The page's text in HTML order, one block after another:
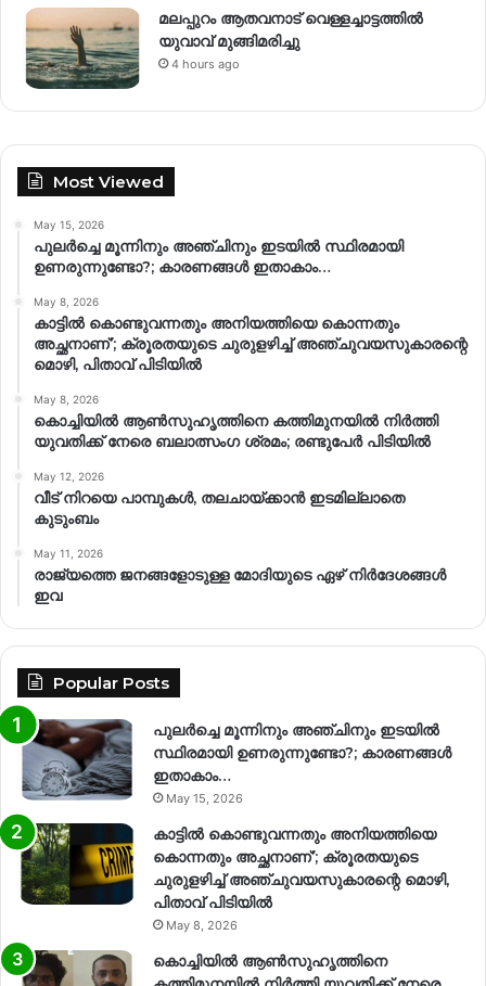
മലപ്പുറം ആതവനാട് വെള്ളച്ചാട്ടത്തില്‍
യുവാവ് മുങ്ങിമരിച്ചു
4 hours ago
Most Viewed
May 15, 2026
പുലർച്ചെ മൂന്നിനും അഞ്ചിനും ഇടയിൽ സ്ഥിരമായി
ഉണരുന്നുണ്ടോ?; കാരണങ്ങള്‍ ഇതാകാം…
May 8, 2026
കാട്ടിൽ കൊണ്ടുവന്നതും അനിയത്തിയെ കൊന്നതും
അച്ഛനാണ്’; ക്രൂരതയുടെ ചുരുളഴിച്ച് അഞ്ചുവയസുകാരന്റെ
മൊഴി, പിതാവ് പിടിയിൽ
May 8, 2026
കൊച്ചിയിൽ ആൺസുഹൃത്തിനെ കത്തിമുനയിൽ നിർത്തി
യുവതിക്ക് നേരെ ബലാത്സംഗ​ ശ്രമം; രണ്ടുപേർ പിടിയിൽ
May 12, 2026
വീട് നിറയെ പാമ്പുകൾ, തലചായ്ക്കാൻ ഇടമില്ലാതെ
കുടുംബം
May 11, 2026
രാജ്യത്തെ ജനങ്ങളോടുള്ള മോദിയുടെ ഏഴ് നിര്‍ദേശങ്ങള്‍
ഇവ
Popular Posts
പുലർച്ചെ മൂന്നിനും അഞ്ചിനും ഇടയിൽ
സ്ഥിരമായി ഉണരുന്നുണ്ടോ?; കാരണങ്ങള്‍
ഇതാകാം…
May 15, 2026
കാട്ടിൽ കൊണ്ടുവന്നതും അനിയത്തിയെ
കൊന്നതും അച്ഛനാണ്’; ക്രൂരതയുടെ
ചുരുളഴിച്ച് അഞ്ചുവയസുകാരന്റെ മൊഴി,
പിതാവ് പിടിയിൽ
May 8, 2026
കൊച്ചിയിൽ ആൺസുഹൃത്തിനെ